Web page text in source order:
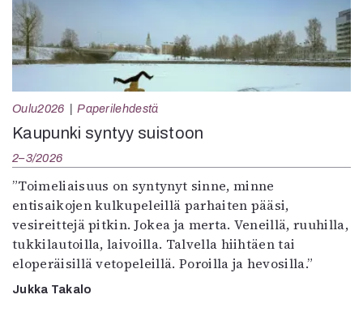
Oulu2026 Paperilehdestä
Kaupunki syntyy suistoon
2–3/2026
”Toimeliaisuus on syntynyt sinne, minne
entisaikojen kulkupeleillä parhaiten pääsi,
vesireittejä pitkin. Jokea ja merta. Veneillä, ruuhilla,
tukkilautoilla, laivoilla. Talvella hiihtäen tai
eloperäisillä vetopeleillä. Poroilla ja hevosilla.”
Jukka Takalo